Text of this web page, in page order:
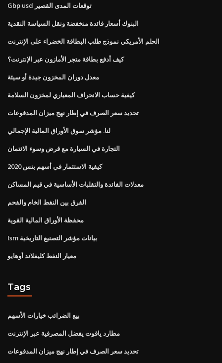
Gbp usd توقعات المدى القصير
البنوك أسعار فائدة منخفضة ونقل السياسة النقدية
الحلم الأمريكي نموذج طلب البطاقة الخضراء على الإنترنت
كيف أدفع بطاقة متجر الأمازون عبر الإنترنت؟
معدل دوران المخزون جيدة أو سيئة
كيفية حساب الانحراف المعياري لمخزون السلامة
تحديد سعر الصرف في إطار نهج ميزان المدفوعات
لنا. مؤشر سوق الأوراق المالية الإجمالي
التجارة في السيارة مع قرض وسوء الائتمان
كيفية الاستثمار في أسهم بنس 2020
معدلات الفائدة والتقلبات الأساسية في قيم المساكن
الفرق بين النفط الخام والفحم
محفظة الأوراق المالية القوية
Ism بيانات مؤشر التصنيع التاريخية
معيار النفط كليفلاند أوهايو
Tags
بيع الضرائب خيارات الأسهم
مطارد ياقوت يفضل المصرفية عبر الإنترنت
تحديد سعر الصرف في إطار نهج ميزان المدفوعات